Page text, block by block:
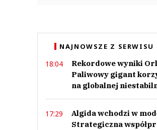
NAJNOWSZE Z SERWISU
18:04
Rekordowe wyniki
Paliwowy gigant
na globalnej
17:29
Algida wchodzi w
Strategiczna